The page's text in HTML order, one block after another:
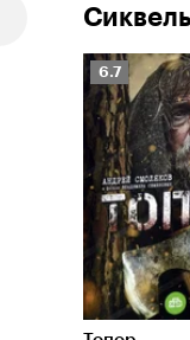
Рейтинг
Кинопоиска
6.7
6.7